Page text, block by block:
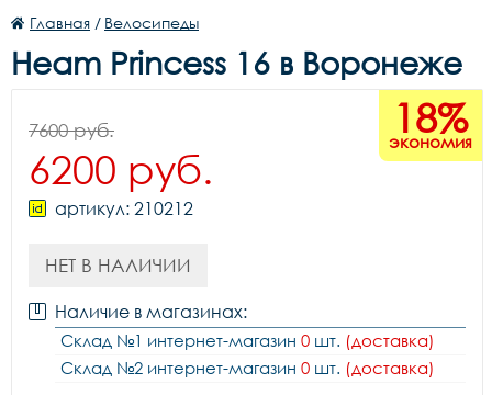
Главная / Велосипеды
Heam Princess 16 в Воронеже
18%
экономия
7600 руб.
6200 руб.
артикул: 210212
НЕТ В НАЛИЧИИ
Наличие в магазинах:
Склад №1 интернет-магазин 0 шт. (доставка)
Склад №2 интернет-магазин 0 шт. (доставка)